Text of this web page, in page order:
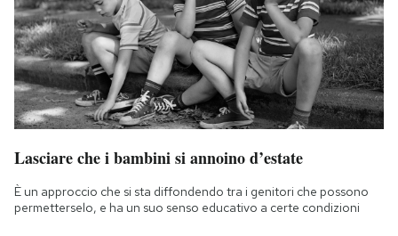
Lasciare che i bambini si annoino d’estate
È un approccio che si sta diffondendo tra i genitori che possono
permetterselo, e ha un suo senso educativo a certe condizioni